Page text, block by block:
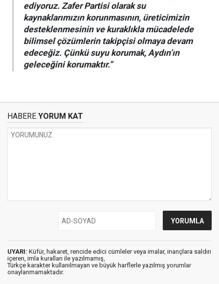
ediyoruz. Zafer Partisi olarak su
kaynaklarımızın korunmasının, üreticimizin
desteklenmesinin ve kuraklıkla mücadelede
bilimsel çözümlerin takipçisi olmaya devam
edeceğiz. Çünkü suyu korumak, Aydın’ın
geleceğini korumaktır.”
HABERE YORUM KAT
UYARI: Küfür, hakaret, rencide edici cümleler veya imalar, inançlara saldırı
içeren, imla kuralları ile yazılmamış,
Türkçe karakter kullanılmayan ve büyük harflerle yazılmış yorumlar
onaylanmamaktadır.